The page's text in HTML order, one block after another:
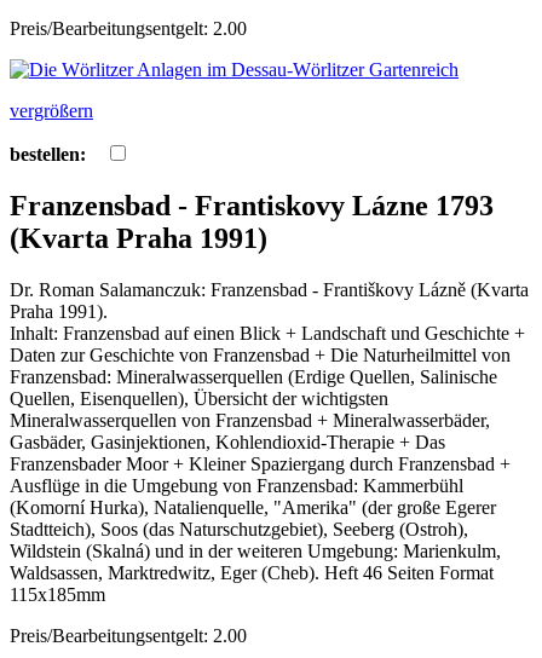
Preis/Bearbeitungsentgelt: 2.00
vergrößern
bestellen:
Franzensbad - Frantiskovy Lázne 1793
(Kvarta Praha 1991)
Dr. Roman Salamanczuk: Franzensbad - Františkovy Lázně (Kvarta
Praha 1991).
Inhalt: Franzensbad auf einen Blick + Landschaft und Geschichte +
Daten zur Geschichte von Franzensbad + Die Naturheilmittel von
Franzensbad: Mineralwasserquellen (Erdige Quellen, Salinische
Quellen, Eisenquellen), Übersicht der wichtigsten
Mineralwasserquellen von Franzensbad + Mineralwasserbäder,
Gasbäder, Gasinjektionen, Kohlendioxid-Therapie + Das
Franzensbader Moor + Kleiner Spaziergang durch Franzensbad +
Ausflüge in die Umgebung von Franzensbad: Kammerbühl
(Komorní Hurka), Natalienquelle, "Amerika" (der große Egerer
Stadtteich), Soos (das Naturschutzgebiet), Seeberg (Ostroh),
Wildstein (Skalná) und in der weiteren Umgebung: Marienkulm,
Waldsassen, Marktredwitz, Eger (Cheb). Heft 46 Seiten Format
115x185mm
Preis/Bearbeitungsentgelt: 2.00